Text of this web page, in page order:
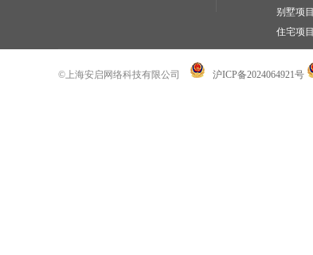
别墅项目
住宅项目
©上海安启网络科技有限公司 沪ICP备2024064921号